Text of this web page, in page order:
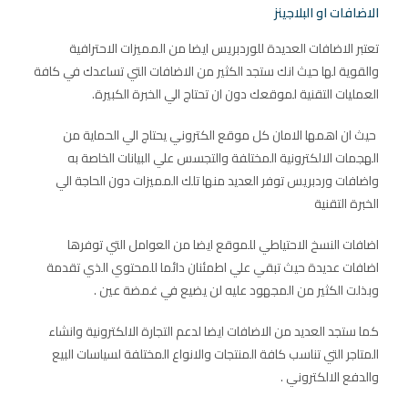
الاضافات او البلاجينز
تعتبر الاضافات العديدة للوردبريس ايضا من المميزات الاحترافية
والقوية لها حيث انك ستجد الكثير من الاضافات التي تساعدك في كافة
العمليات التقنية لموقعك دون ان تحتاج الي الخبرة الكبيرة.
حيث ان اهمها الامان كل موقع الكتروني يحتاج الي الحماية من
الهجمات الالكترونية المختلفة والتجسس علي البيانات الخاصة به
واضافات وردبريس توفر العديد منها تلك المميزات دون الحاجة الي
الخبرة التقنية
اضافات النسخ الاحتياطي للموقع ايضا من العوامل التي توفرها
اضافات عديدة حيث تبقي علي اطمئنان دائما للمحتوي الذي تقدمة
وبذلت الكثير من المجهود عليه لن يضيع في غمضة عين .
كما ستجد العديد من الاضافات ايضا لدعم التجارة الالكترونية وانشاء
المتاجر التي تناسب كافة المنتجات والانواع المختلفة لسياسات البيع
والدفع الالكتروني .